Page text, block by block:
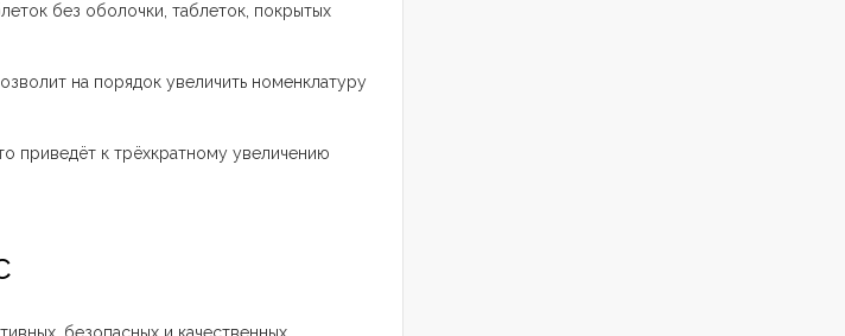
без оболочки, таблеток, покрытых
на порядок увеличить номенклатуру
приведёт к трёхкратному увеличению